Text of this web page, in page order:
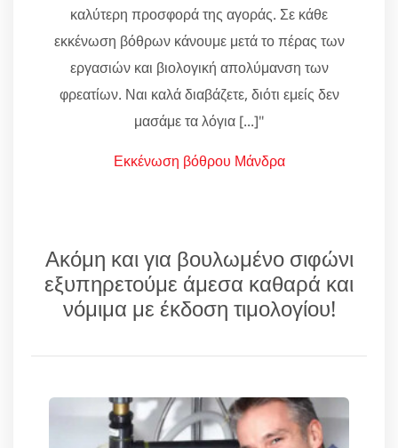
καλύτερη προσφορά της αγοράς. Σε κάθε
εκκένωση βόθρων κάνουμε μετά το πέρας των
εργασιών και βιολογική απολύμανση των
φρεατίων. Ναι καλά διαβάζετε, διότι εμείς δεν
μασάμε τα λόγια [...]"
Εκκένωση βόθρου Μάνδρα
Ακόμη και για βουλωμένο σιφώνι
εξυπηρετούμε άμεσα καθαρά και
νόμιμα με έκδοση τιμολογίου!